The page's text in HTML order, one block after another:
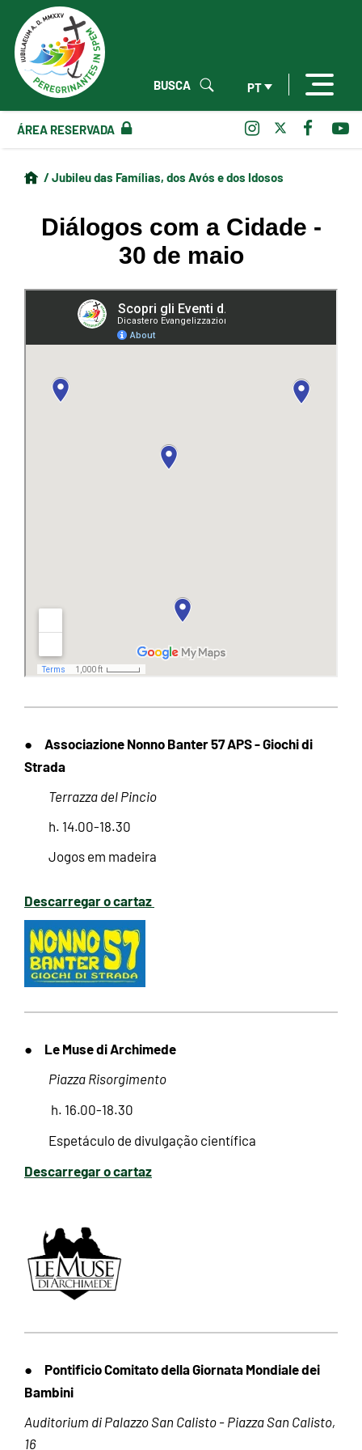
PT
BUSCA
ÁREA RESERVADA
/ Jubileu das Famílias, dos Avós e dos Idosos
Diálogos com a Cidade -
30 de maio
● Associazione Nonno Banter 57 APS - Giochi di
Strada
Terrazza del Pincio
h. 14.00-18.30
Jogos em madeira
Descarregar o cartaz
● Le Muse di Archimede
Piazza Risorgimento
h. 16.00-18.30
Espetáculo de divulgação científica
Descarregar o cartaz
● Pontificio Comitato della Giornata Mondiale dei
Bambini
Auditorium di Palazzo San Calisto - Piazza San Calisto,
16